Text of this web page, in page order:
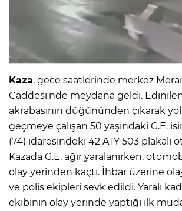
Kaza, gece saatlerinde merkez
Caddesi'nde meydana geldi.
akrabasının düğününden çıkarak
geçmeye çalışan 50 yaşındaki G.E.
(74) idaresindeki 42 ATY 503 plakalı
Kazada G.E. ağır yaralanırken,
olay yerinden kaçtı. İhbar üzerine
ve polis ekipleri sevk edildi. Yaralı
ekibinin olay yerinde yaptığı ilk